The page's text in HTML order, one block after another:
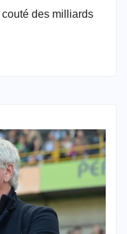
des milliards